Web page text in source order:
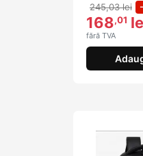
245,03 lei
168,01
fără TVA